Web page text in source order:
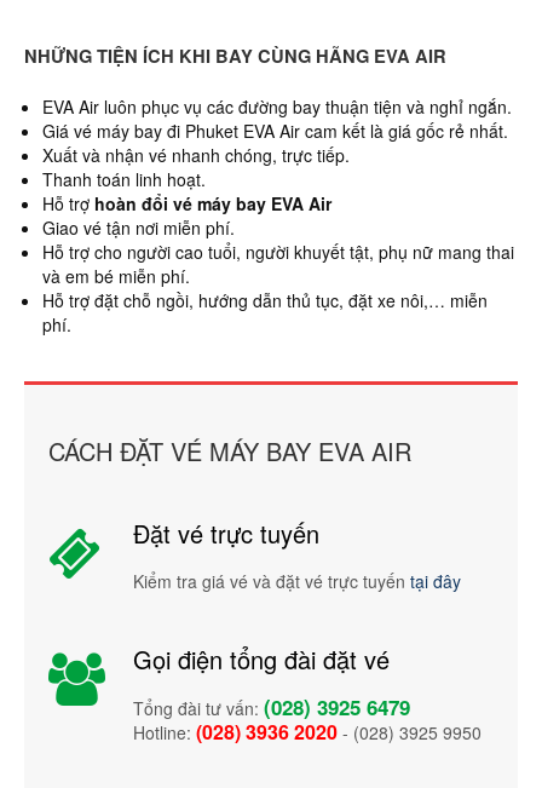
NHỮNG TIỆN ÍCH KHI BAY CÙNG HÃNG EVA AIR
EVA Air luôn phục vụ các đường bay thuận tiện và nghỉ ngắn.
Giá vé máy bay đi Phuket EVA Air cam kết là giá gốc rẻ nhất.
Xuất và nhận vé nhanh chóng, trực tiếp.
Thanh toán linh hoạt.
Hỗ trợ hoàn đổi vé máy bay EVA Air
Giao vé tận nơi miễn phí.
Hỗ trợ cho người cao tuổi, người khuyết tật, phụ nữ mang thai
và em bé miễn phí.
Hỗ trợ đặt chỗ ngồi, hướng dẫn thủ tục, đặt xe nôi,… miễn
phí.
CÁCH ĐẶT VÉ MÁY BAY EVA AIR
Đặt vé trực tuyến
Kiểm tra giá vé và đặt vé trực tuyến tại đây
Gọi điện tổng đài đặt vé
Tổng đài tư vấn: (028) 3925 6479
Hotline: (028) 3936 2020 - (028) 3925 9950